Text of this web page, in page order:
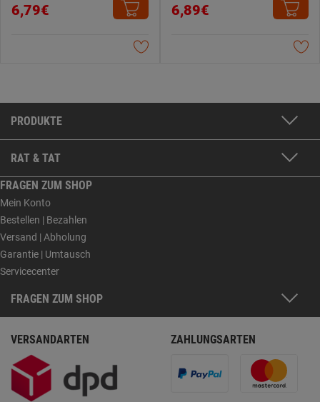
6,79€ 6,89€
PRODUKTE
RAT & TAT
FRAGEN ZUM SHOP
Mein Konto
Bestellen | Bezahlen
Versand | Abholung
Garantie | Umtausch
Servicecenter
FRAGEN ZUM SHOP
VERSANDARTEN ZAHLUNGSARTEN